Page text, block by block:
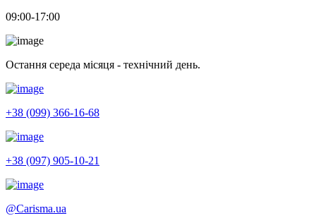
09:00-17:00
Остання середа місяця - технічний день.
+38 (099) 366-16-68
+38 (097) 905-10-21
@Carisma.ua